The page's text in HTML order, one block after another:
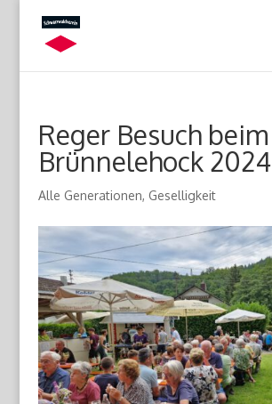
Reger Besuch beim
Brünnelehock 2024
Alle Generationen, Geselligkeit